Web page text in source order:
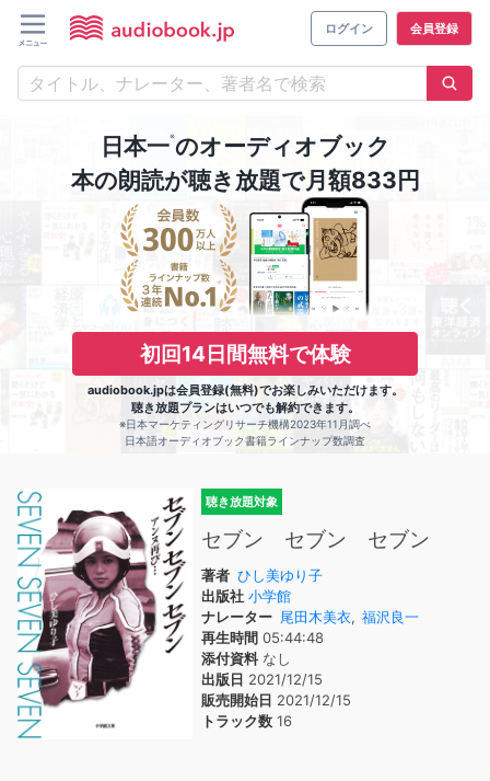
ログイン 会員登録
日本一※のオーディオブック
本の朗読が聴き放題で月額833円
初回14日間無料で体験
audiobook.jpは会員登録(無料)でお楽しみいただけます。
聴き放題プランはいつでも解約できます。
※日本マーケティングリサーチ機構2023年11月調べ
日本語オーディオブック書籍ラインナップ数調査
聴き放題対象
セブン セブン セブン
著者 ひし美ゆり子
出版社 小学館
ナレーター 尾田木美衣, 福沢良一
再生時間 05:44:48
添付資料なし
出版日 2021/12/15
販売開始日 2021/12/15
トラック数 16